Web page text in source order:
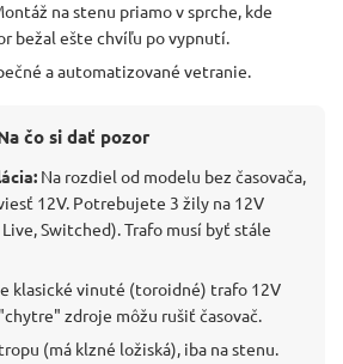
na stenu priamo v sprche, kde
bežal ešte chvíľu po vypnutí.
a automatizované vetranie.
čo si dať pozor
Na rozdiel od modelu bez časovača,
12V. Potrebujete 3 žily na 12V
Switched). Trafo musí byť stále
klasické vinuté (toroidné) trafo 12V
zdroje môžu rušiť časovač.
(má klzné ložiská), iba na stenu.